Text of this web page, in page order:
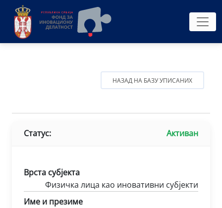
НАЗАД НА БАЗУ УПИСАНИХ
Статус: Активан
Врста субјекта
Физичка лица као иновативни субјекти
Име и презиме